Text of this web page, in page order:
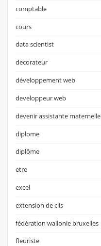
comptable
cours
data scientist
decorateur
développement web
developpeur web
devenir assistante maternelle
diplome
diplôme
etre
excel
extension de cils
fédération wallonie bruxelles
fleuriste